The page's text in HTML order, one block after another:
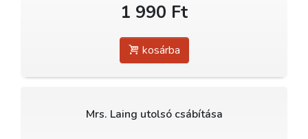
1 990 Ft
kosárba
Mrs. Laing utolsó csábítása